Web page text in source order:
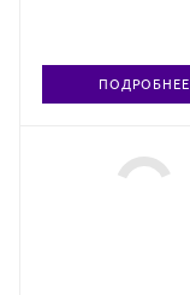
ПОДРОБНЕЕ